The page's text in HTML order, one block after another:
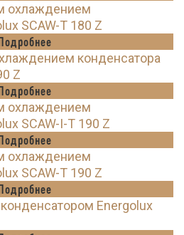
охлаждением
SCAW-T 180 Z
конденсатора
Z
охлаждением
SCAW-I-T 190 Z
охлаждением
SCAW-T 190 Z
Energolux